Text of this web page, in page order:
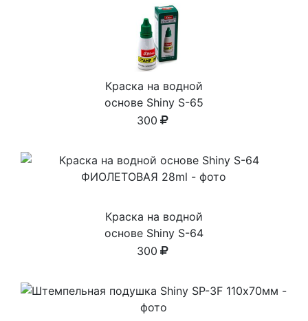
Краска на водной
основе Shiny S-65
ЗЕЛЕНАЯ 28ml
300
Краска на водной
основе Shiny S-64
ФИОЛЕТОВАЯ 28ml
300